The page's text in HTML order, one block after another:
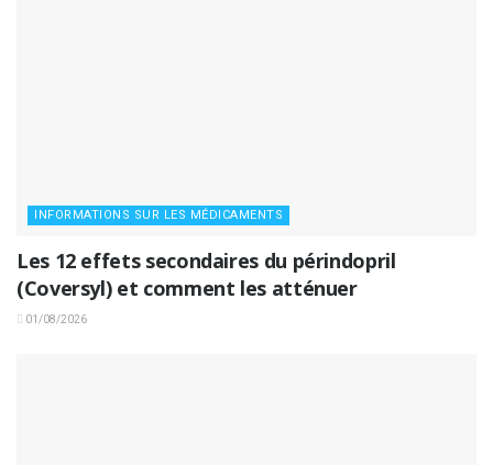
INFORMATIONS SUR LES MÉDICAMENTS
Les 12 effets secondaires du périndopril
(Coversyl) et comment les atténuer
01/08/2026